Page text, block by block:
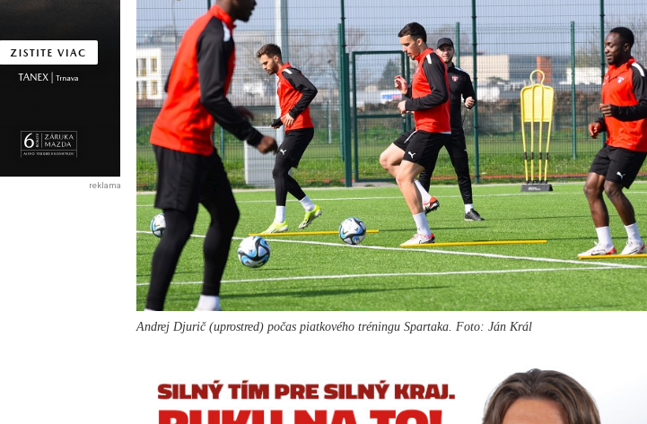
Andrej Djurič (uprostred) počas piatkového tréningu Spartaka. Foto: Ján Král
reklama